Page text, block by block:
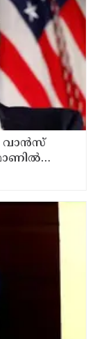
വാന്‍സ്